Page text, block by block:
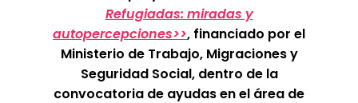
Refugiadas: miradas y
autopercepciones>>, financiado por el
Ministerio de Trabajo, Migraciones y
Seguridad Social, dentro de la
convocatoria de ayudas en el área de